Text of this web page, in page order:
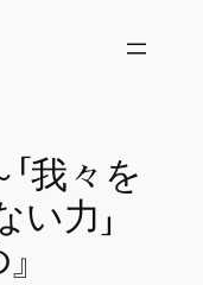
我々を
力」